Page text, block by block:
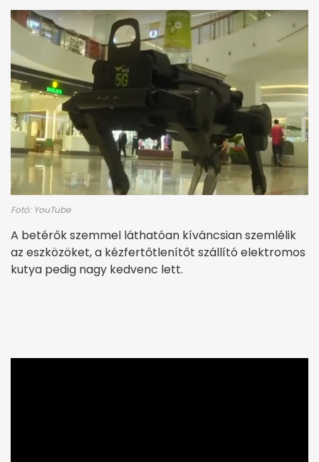
Fotó: YouTube
A betérők szemmel láthatóan kíváncsian szemlélik
az eszközöket, a kézfertőtlenítőt szállító elektromos
kutya pedig nagy kedvenc lett.